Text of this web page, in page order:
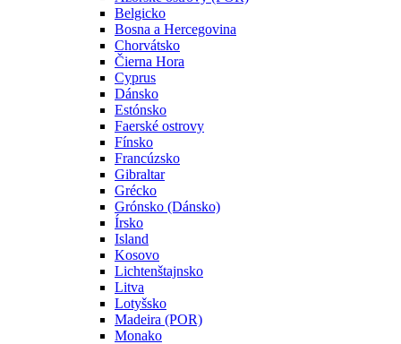
Belgicko
Bosna a Hercegovina
Chorvátsko
Čierna Hora
Cyprus
Dánsko
Estónsko
Faerské ostrovy
Fínsko
Francúzsko
Gibraltar
Grécko
Grónsko (Dánsko)
Írsko
Island
Kosovo
Lichtenštajnsko
Litva
Lotyšsko
Madeira (POR)
Monako